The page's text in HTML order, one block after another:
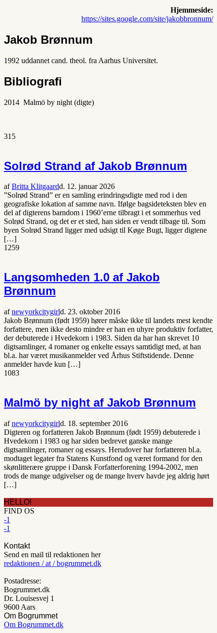
Hjemmeside:
https://sites.google.com/site/jakobbronnum/
Jakob Brønnum
1992 uddannet cand. theol. fra Aarhus Universitet.
Bibliografi
2014 Malmö by night (digte)
315
Solrød Strand af Jakob Brønnum
afBritta Klitgaardd. 12. januar 2026
”Solrød Strand” er en samling erindringsdigte med rod i den
geografiske lokation af samme navn. Ifølge bagsideteksten blev en
del af digterens barndom i 1960’erne tilbragt i et sommerhus ved
Solrød Strand, og det er et sted, han siden er vendt tilbage til. Som
byen Solrød Strand ligger med udsigt til Køge Bugt, ligger digtene
[…]
1259
Langsomheden 1.0 af Jakob
Brønnum
afnewyorkcitygirld. 23. oktober 2016
Jakob Brønnum (født 1959) hører måske ikke til landets mest kendte
forfattere, men ikke desto mindre er han en uhyre produktiv forfatter,
der debuterede i Hvedekorn i 1983. Siden da har han skrevet 10
digtsamlinger, 4 romaner og enkelte essays samtidigt med, at han
bl.a. har været musikanmelder ved Århus Stiftstidende. Denne
anmelder havde kun […]
1083
Malmö by night af Jakob Brønnum
afnewyorkcitygirld. 18. september 2016
Digteren og forfatteren Jakob Brønnum (født 1959) debuterede i
Hvedekorn i 1983 og har siden bedrevet ganske mange
digtsamlinger, romaner og essays. Herudover har forfatteren bl.a.
modtaget legater fra Statens Kunstfond og været formand for den
skønlitterære gruppe i Dansk Forfatterforening 1994-2002, men
trods de mange udgivelser og de mange hverv havde jeg aldrig hørt
[…]
HELLO!
FIND OS
-1
-1
Kontakt
Send en mail til redaktionen her
redaktionen / at / bogrummet.dk
Postadresse:
Bogrummet.dk
Dr. Louisesvej 1
9600 Aars
Om Bogrummet
Om Bogrummet.dk